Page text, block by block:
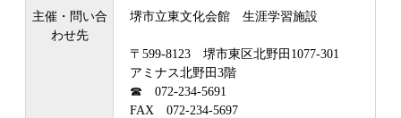
主催・問い合
わせ先
堺市立東文化会館 生涯学習施設
〒599-8123 堺市東区北野田1077-301
アミナス北野田3階
☎ 072-234-5691
FAX 072-234-5697